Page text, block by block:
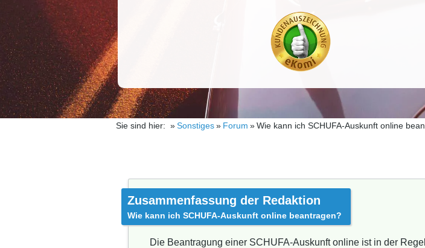
Sie sind hier: Sonstiges Forum Wie kann ich SCHUFA-Auskunft online
Zusammenfassung der Redaktion
Wie kann ich SCHUFA-Auskunft online beantragen?
Die Beantragung einer SCHUFA-Auskunft online ist in der